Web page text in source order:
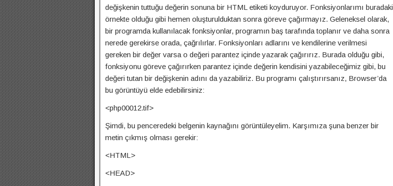
değişkenin tuttuğu değerin sonuna bir HTML etiketi koyduruyor. Fonksiyonlarımı buradaki
örnekte olduğu gibi hemen oluşturulduktan sonra göreve çağırmayız. Geleneksel olarak,
bir programda kullanılacak fonksiyonlar, programın baş tarafında toplanır ve daha sonra
nerede gerekirse orada, çağrılırlar. Fonksiyonları adlarını ve kendilerine verilmesi
gereken bir değer varsa o değeri parantez içinde yazarak çağırırız. Burada olduğu gibi,
fonksiyonu göreve çağırırken parantez içinde değerin kendisini yazabileceğimiz gibi, bu
değeri tutan bir değişkenin adını da yazabiliriz. Bu programı çalıştırırsanız, Browser’da
bu görüntüyü elde edebilirsiniz:
<php00012.tif>
Şimdi, bu penceredeki belgenin kaynağını görüntüleyelim. Karşımıza şuna benzer bir
metin çıkmış olması gerekir:
<HTML>
<HEAD>